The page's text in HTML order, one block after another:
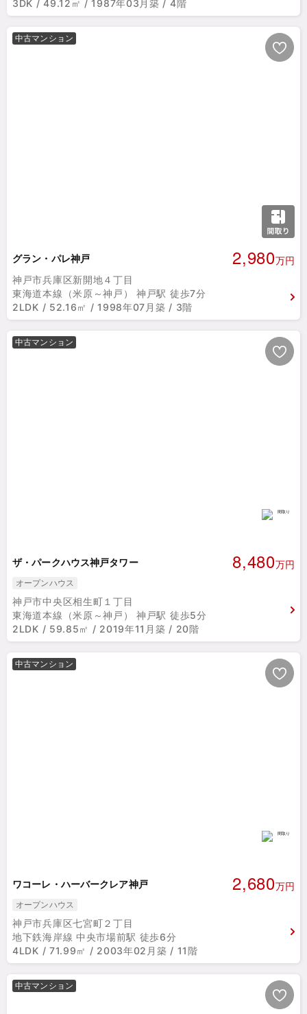
3DK / 49.12㎡ / 1987年03月築 / 4階
中古マンション
グラン・パレ神戸 2,980万円
神戸市兵庫区新開地４丁目
東海道本線（米原～神戸） 神戸駅 徒歩7分
2LDK / 52.16㎡ / 1998年07月築 / 3階
中古マンション
ザ・パークハウス神戸タワー 8,480万円
オープンハウス
神戸市中央区相生町１丁目
東海道本線（米原～神戸） 神戸駅 徒歩5分
2LDK / 59.85㎡ / 2019年11月築 / 20階
中古マンション
ワコーレ・ハーバークレア神戸 2,680万円
オープンハウス
神戸市兵庫区七宮町２丁目
地下鉄海岸線 中央市場前駅 徒歩6分
4LDK / 71.99㎡ / 2003年02月築 / 11階
中古マンション